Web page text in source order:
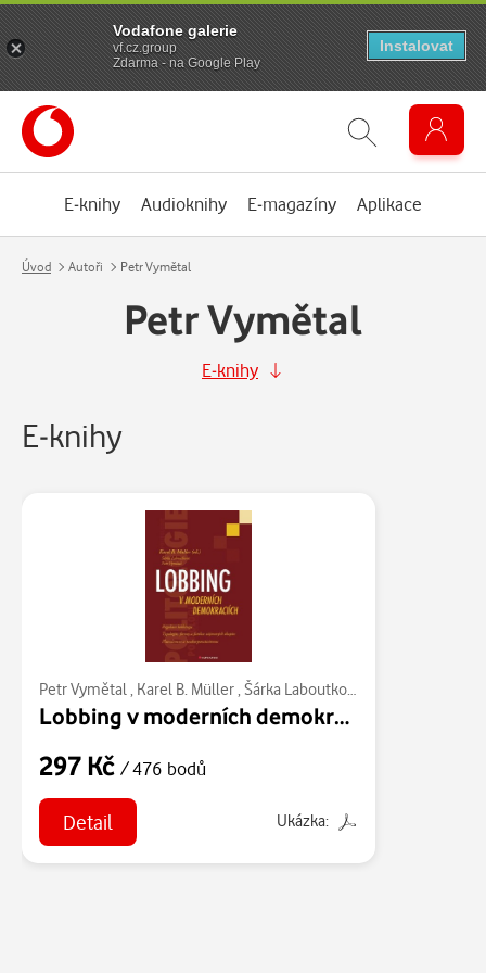
E-knihy Audioknihy E-magazíny Aplikace
Úvod Autoři Petr Vymětal
Petr Vymětal
E-knihy
E-knihy
Petr Vymětal, Karel B. Müller, Šárka Laboutková
Lobbing v moderních demokraciích
297 Kč / 476 bodů
Detail Ukázka:
Vodafone galerie
vf.cz.group
Zdarma - na Google Play
Instalovat